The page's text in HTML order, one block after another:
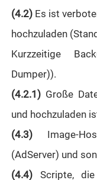
(4.2) Es ist
hochzuladen
Kurzzeitige
Dumper)).
(4.2.1) Große
und hochzuladen
(4.3) Image-
(AdServer) und
(4.4) Scripte,